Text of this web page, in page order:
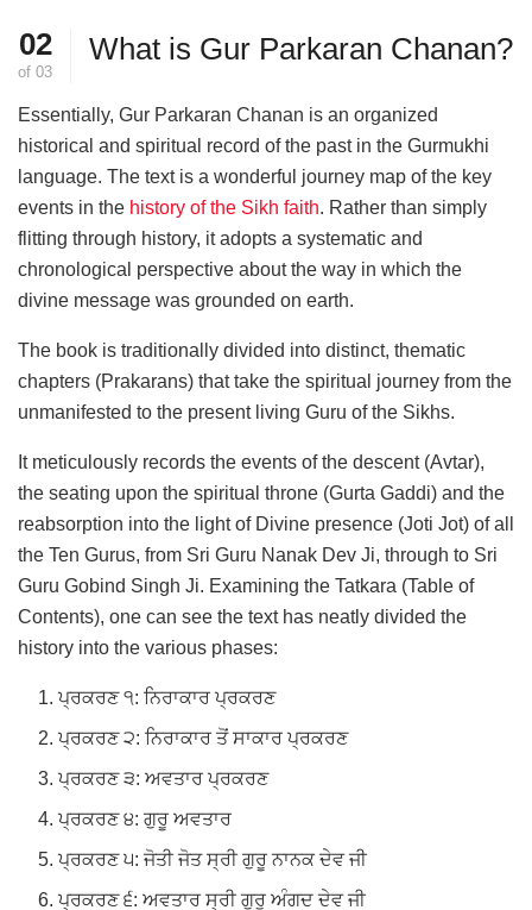
02
of 03
What is Gur Parkaran Chanan?
Essentially, Gur Parkaran Chanan is an organized
historical and spiritual record of the past in the Gurmukhi
language. The text is a wonderful journey map of the key
events in the history of the Sikh faith. Rather than simply
flitting through history, it adopts a systematic and
chronological perspective about the way in which the
divine message was grounded on earth.
The book is traditionally divided into distinct, thematic
chapters (Prakarans) that take the spiritual journey from the
unmanifested to the present living Guru of the Sikhs.
It meticulously records the events of the descent (Avtar),
the seating upon the spiritual throne (Gurta Gaddi) and the
reabsorption into the light of Divine presence (Joti Jot) of all
the Ten Gurus, from Sri Guru Nanak Dev Ji, through to Sri
Guru Gobind Singh Ji. Examining the Tatkara (Table of
Contents), one can see the text has neatly divided the
history into the various phases:
ਪ੍ਰਕਰਣ ੧: ਨਿਰਾਕਾਰ ਪ੍ਰਕਰਣ
ਪ੍ਰਕਰਣ ੨: ਨਿਰਾਕਾਰ ਤੋਂ ਸਾਕਾਰ ਪ੍ਰਕਰਣ
ਪ੍ਰਕਰਣ ੩: ਅਵਤਾਰ ਪ੍ਰਕਰਣ
ਪ੍ਰਕਰਣ ੪: ਗੁਰੂ ਅਵਤਾਰ
ਪ੍ਰਕਰਣ ੫: ਜੋਤੀ ਜੋਤ ਸ੍ਰੀ ਗੁਰੂ ਨਾਨਕ ਦੇਵ ਜੀ
ਪ੍ਰਕਰਣ ੬: ਅਵਤਾਰ ਸ੍ਰੀ ਗੁਰੂ ਅੰਗਦ ਦੇਵ ਜੀ